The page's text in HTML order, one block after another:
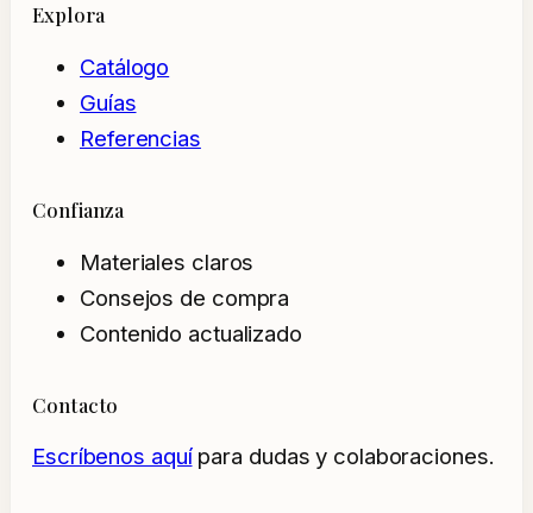
Explora
Catálogo
Guías
Referencias
Confianza
Materiales claros
Consejos de compra
Contenido actualizado
Contacto
Escríbenos aquípara dudas y colaboraciones.